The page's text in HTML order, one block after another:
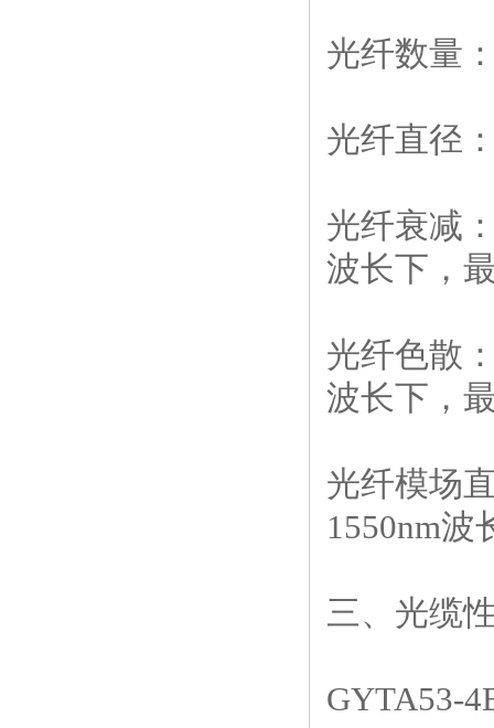
光纤数量
光纤直径
光纤衰减
波长下，
光纤色散
波长下，
光纤模场
1550nm波
三、光缆
GYTA53-